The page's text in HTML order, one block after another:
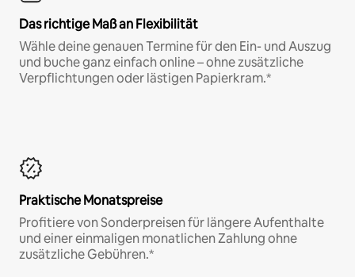
Das richtige Maß an Flexibilität
Wähle deine genauen Termine für den Ein- und Auszug
und buche ganz einfach online – ohne zusätzliche
Verpflichtungen oder lästigen Papierkram.*
Praktische Monatspreise
Profitiere von Sonderpreisen für längere Aufenthalte
und einer einmaligen monatlichen Zahlung ohne
zusätzliche Gebühren.*